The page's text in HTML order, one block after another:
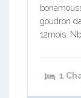
goudron
12mois.
1